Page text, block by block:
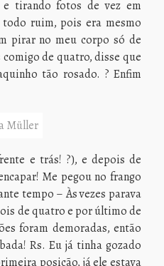
e tirando fotos de vez em
ruim, pois era mesmo
pirar no meu corpo só de
de quatro, disse que
tão rosado. ? Enfim
e trás! ?), e depois de
Me pegou no frango
tempo – Às vezes parava
de quatro e por último de
foram demoradas, então
Rs. Eu já tinha gozado
posição, já ele estava